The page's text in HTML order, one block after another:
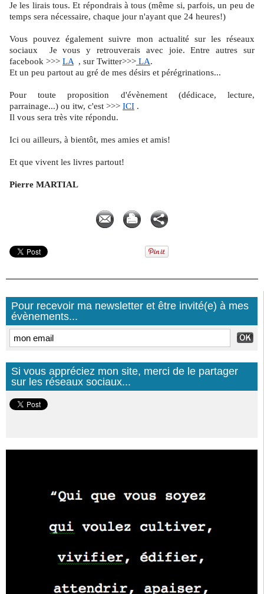
Je les lirais tous. Et répondrais à tous (même si, parfois, un peu de
temps sera nécessaire, chaque jour n'ayant que 24 heures!)
Vous pouvez également suivre mon actualité sur les réseaux
sociaux Je vous y retrouverais avec joie. Entre autres sur
facebook >>> LA, sur Twitter>>> LA.
Et un peu partout au gré de mes désirs et pérégrinations...
Pour toute proposition d'évènement (dédicace, lecture,
parrainage...) ou itw, c'est >>> ICI .
Il vous sera très vite répondu.
Ici ou ailleurs, à bientôt, mes amies et amis!
Et que vivent les livres partout!
Pierre MARTIAL
Pour recevoir ma newsletter et être invité(e) à mes
évènements...
Si vous appréciez mon site, merci de le partager
sur les réseaux sociaux...